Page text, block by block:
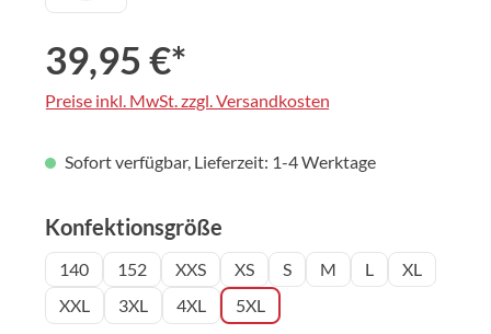
39,95 €*
Preise inkl. MwSt. zzgl. Versandkosten
Sofort verfügbar, Lieferzeit: 1-4 Werktage
Konfektionsgröße
140 152 XXS XS S M L
XL
XXL
3XL 4XL 5XL